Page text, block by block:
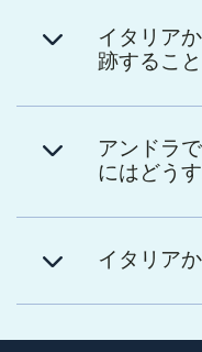
イタリア
跡するこ
アンドラ
にはどう
イタリア